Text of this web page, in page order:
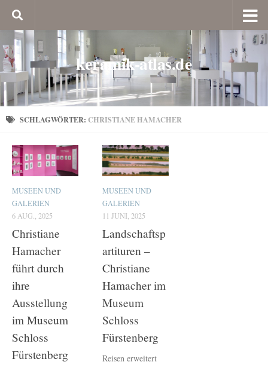
keramik-atlas.de
SCHLAGWÖRTER: CHRISTIANE HAMACHER
MUSEEN UND
GALERIEN
6 AUG., 2025
Christiane
Hamacher
führt durch
ihre
Ausstellung
im Museum
Schloss
Fürstenberg
MUSEEN UND
GALERIEN
11 JUNI, 2025
Landschaftsp
artituren –
Christiane
Hamacher im
Museum
Schloss
Fürstenberg
Reisen erweitert